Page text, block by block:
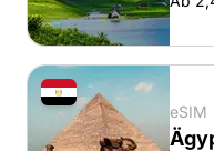
eSIM